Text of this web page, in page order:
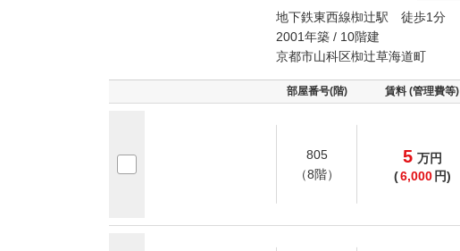
地下鉄東西線椥辻駅 徒歩1分
2001年築 / 10階建
京都市山科区椥辻草海道町
部屋番号(階) 賃料 (管理費等)
805
（8階）
5 万円
(6,000 円)